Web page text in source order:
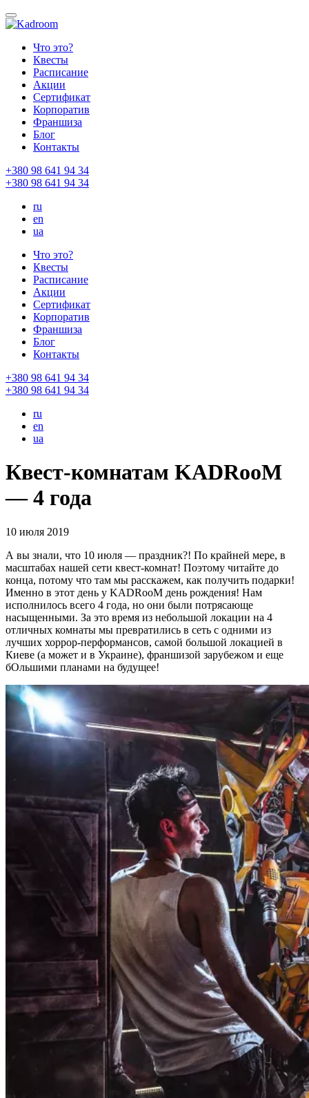
Что это?
Квесты
Расписание
Акции
Сертификат
Корпоратив
Франшиза
Блог
Контакты
+380 98 641 94 34
+380 98 641 94 34
ru
en
ua
Что это?
Квесты
Расписание
Акции
Сертификат
Корпоратив
Франшиза
Блог
Контакты
+380 98 641 94 34
+380 98 641 94 34
ru
en
ua
Квест-комнатам KADRooM
— 4 года
10 июля 2019
А вы знали, что 10 июля — праздник?! По крайней мере, в
масштабах нашей сети квест-комнат! Поэтому читайте до
конца, потому что там мы расскажем, как получить подарки!
Именно в этот день у KADRooM день рождения! Нам
исполнилось всего 4 года, но они были потрясающе
насыщенными. За это время из небольшой локации на 4
отличных комнаты мы превратились в сеть с одними из
лучших хоррор-перформансов, самой большой локацией в
Киеве (а может и в Украине), франшизой зарубежом и еще
бОльшими планами на будущее!